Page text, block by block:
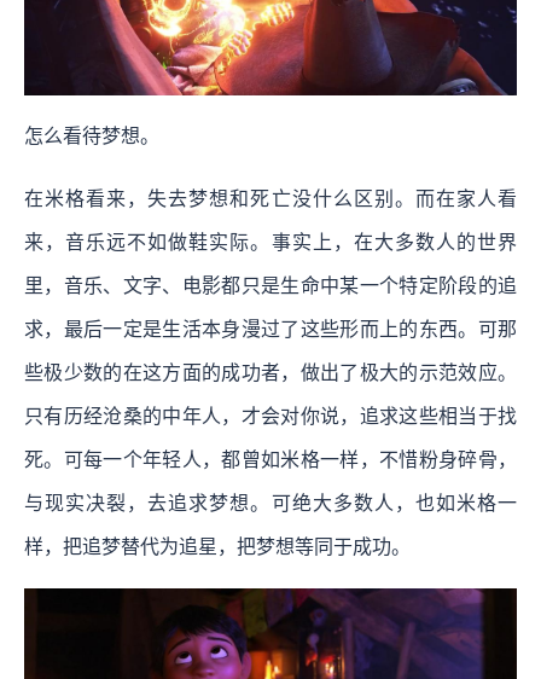
怎么看待梦想。
在米格看来，失去梦想和死亡没什么区别。而在家人看
来，音乐远不如做鞋实际。事实上，在大多数人的世界
里，音乐、文字、电影都只是生命中某一个特定阶段的追
求，最后一定是生活本身漫过了这些形而上的东西。可那
些极少数的在这方面的成功者，做出了极大的示范效应。
只有历经沧桑的中年人，才会对你说，追求这些相当于找
死。可每一个年轻人，都曾如米格一样，不惜粉身碎骨，
与现实决裂，去追求梦想。可绝大多数人，也如米格一
样，把追梦替代为追星，把梦想等同于成功。